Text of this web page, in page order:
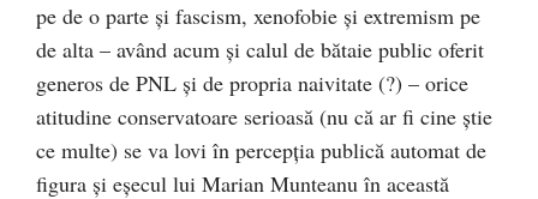
pe de o parte şi fascism, xenofobie şi extremism pe
de alta – având acum şi calul de bătaie public oferit
generos de PNL şi de propria naivitate (?) – orice
atitudine conservatoare serioasă (nu că ar fi cine ştie
ce multe) se va lovi în percepţia publică automat de
figura şi eşecul lui Marian Munteanu în această